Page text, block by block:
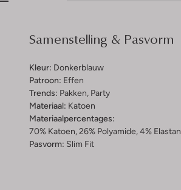
Samenstelling & Pasvorm
Kleur: Donkerblauw
Patroon: Effen
Trends: Pakken, Party
Materiaal: Katoen
Materiaalpercentages:
70% Katoen, 26% Polyamide, 4% Elastan
Pasvorm: Slim Fit